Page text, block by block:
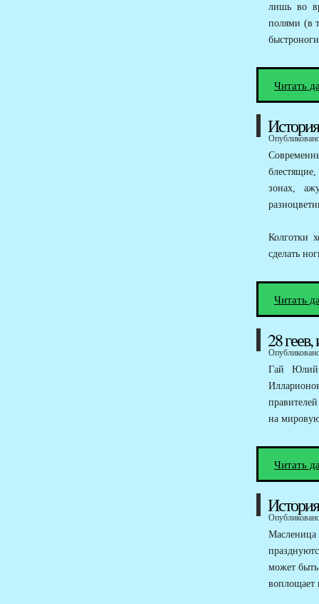
лишь во
полями (в
Читать
зонах,
Колготки
сделать
Читать
28
Гай Юлий
на
Читать
может
воплощает